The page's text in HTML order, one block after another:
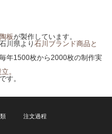
板が製作しています。
川県より 石川ブランド商品と
年1500枚から2000枚の制作実
。
す。
注文過程